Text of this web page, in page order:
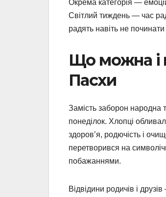
Окрема категорія —
Світлий тиждень — час
радять навіть не
Що можна і
Пасхи
Замість заборон народна
понеділок. Хлопці
здоров’я, родючість і
перетворився на
побажаннями.
Відвідини родичів і